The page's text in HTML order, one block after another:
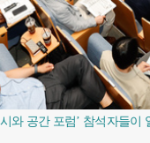
와 공간 포럼’ 참석자들